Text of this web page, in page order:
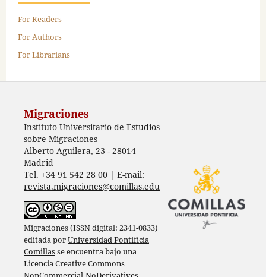
For Readers
For Authors
For Librarians
Migraciones
Instituto Universitario de Estudios
sobre Migraciones
Alberto Aguilera, 23 - 28014
Madrid
Tel. +34 91 542 28 00 | E-mail:
revista.migraciones@comillas.edu
Migraciones (ISSN digital: 2341-0833)
editada porUniversidad Pontificia
Comillasse encuentra bajo una
Licencia Creative Commons